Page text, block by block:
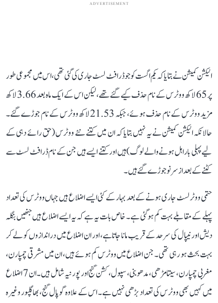
ADVERTISEMENT
الیکشن کمیشن نے بتایا کہ یکم اگست کو جو ڈرافٹ لسٹ جاری کی گئی تھی، اس میں مجموعی طور
پر 65 لاکھ ووٹرس کے نام حذف کیے گئے تھے، لیکن اس کے ایک ماہ بعد 3.66 لاکھ
مزید ووٹرس کے نام حذف ہوئے، جبکہ 21.53 لاکھ ووٹرس کے نام جوڑے گئے۔
حالانکہ الیکشن کمیشن نے یہ نہیں بتایا کہ ان میں کتنے نئے ووٹرس (حق رائے دہی کے
لیے پہلی بار اہل ہونے والے لوگ) ہیں اور کتنے ایسے ہیں جن کے نام ڈرافٹ لسٹ سے
کٹنے کے بعد از سر نو جوڑے گئے ہیں۔
حتمی ووٹر لسٹ جاری ہونے کے بعد بہار کے کئی ایسے اضلاع ہیں جہاں ووٹرس کی تعداد
پہلے کے مقابلے بہت کم ہو گئی ہے۔ خاص بات یہ ہے کہ یہ ایسے اضلاع ہیں جنھیں بنگلہ
دیش اور نیپال کی سرحد کے قریب مانا جاتا ہے، اور ان اضلاع میں دراندازوں کو لے کر
بہت بحث ہو رہی تھی۔ جن اضلاع میں ووٹرس کم ہوئے ہیں، ان میں مشرقی چمپارن،
مغربی چمپارن، سیتامڑھی، مدھوبنی، سپول، کشن گنج اور پورنیہ شامل ہیں۔ ان 7 اضلاع
میں کہیں بھی ووٹرس کی تعداد بڑھی نہیں ہے۔ اس کے علاوہ گوپال گنج، بھاگلپور وغیرہ